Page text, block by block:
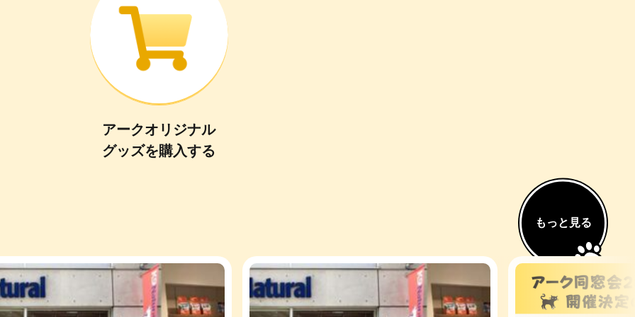
アークオリジナル
グッズを購入する
もっと見る